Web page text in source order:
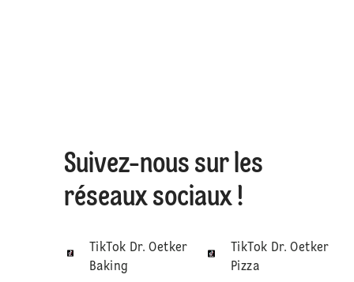
Suivez-nous sur les
réseaux sociaux !
TikTok Dr. Oetker
Baking
TikTok Dr. Oetker
Pizza